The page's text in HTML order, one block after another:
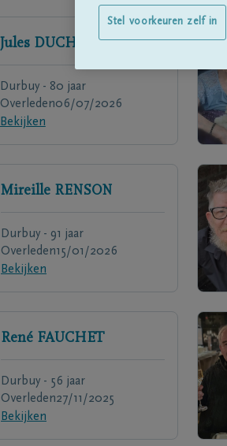
Jules DUCHAINE
Durbuy - 80 jaar
Overleden06/07/2026
Bekijken
Mireille RENSON
Durbuy - 91 jaar
Overleden15/01/2026
Bekijken
René FAUCHET
Durbuy - 56 jaar
Overleden27/11/2025
Bekijken
Stel voorkeuren zelf in